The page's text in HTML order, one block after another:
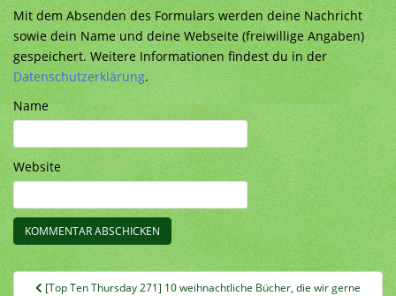
Mit dem Absenden des Formulars werden deine Nachricht
sowie dein Name und deine Webseite (freiwillige Angaben)
gespeichert. Weitere Informationen findest du in der
Datenschutzerklärung.
Name
Website
Beitragsnavigation
[Top Ten Thursday 271] 10 weihnachtliche Bücher, die wir gerne